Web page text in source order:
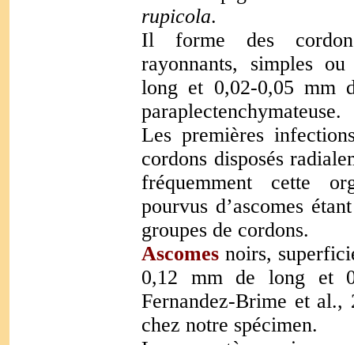
rupicola.
Il forme des
rayonnants, simples
long et 0,02-0,05 mm
paraplectenchymateuse.
Les premières
cordons disposés
fréquemment cette
pourvus d’ascomes
groupes de cordons.
Ascomes noirs,
0,12 mm de long et
Fernandez-Brime et
chez notre spécimen.